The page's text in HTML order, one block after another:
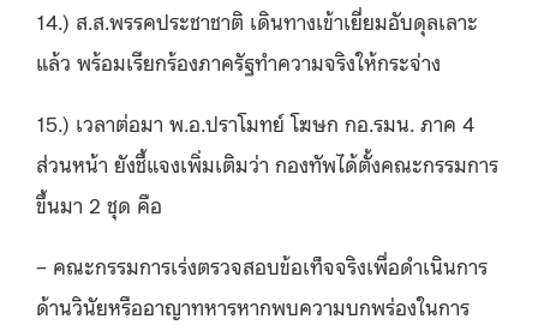
14.) ส.ส.พรรคประชาชาติ เดินทางเข้าเยี่ยมอับดุลเลาะ
แล้ว พร้อมเรียกร้องภาครัฐทำความจริงให้กระจ่าง
15.) เวลาต่อมา พ.อ.ปราโมทย์ โฆษก กอ.รมน. ภาค 4
ส่วนหน้า ยังชี้แจงเพิ่มเติมว่า กองทัพได้ตั้งคณะกรรมการ
ขึ้นมา 2 ชุด คือ
– คณะกรรมการเร่งตรวจสอบข้อเท็จจริงเพื่อดำเนินการ
ด้านวินัยหรืออาญาทหารหากพบความบกพร่องในการ